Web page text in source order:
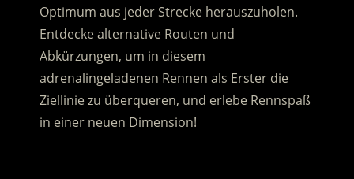
Optimum aus jeder Strecke herauszuholen.
Entdecke alternative Routen und
Abkürzungen, um in diesem
adrenalingeladenen Rennen als Erster die
Ziellinie zu überqueren, und erlebe Rennspaß
in einer neuen Dimension!